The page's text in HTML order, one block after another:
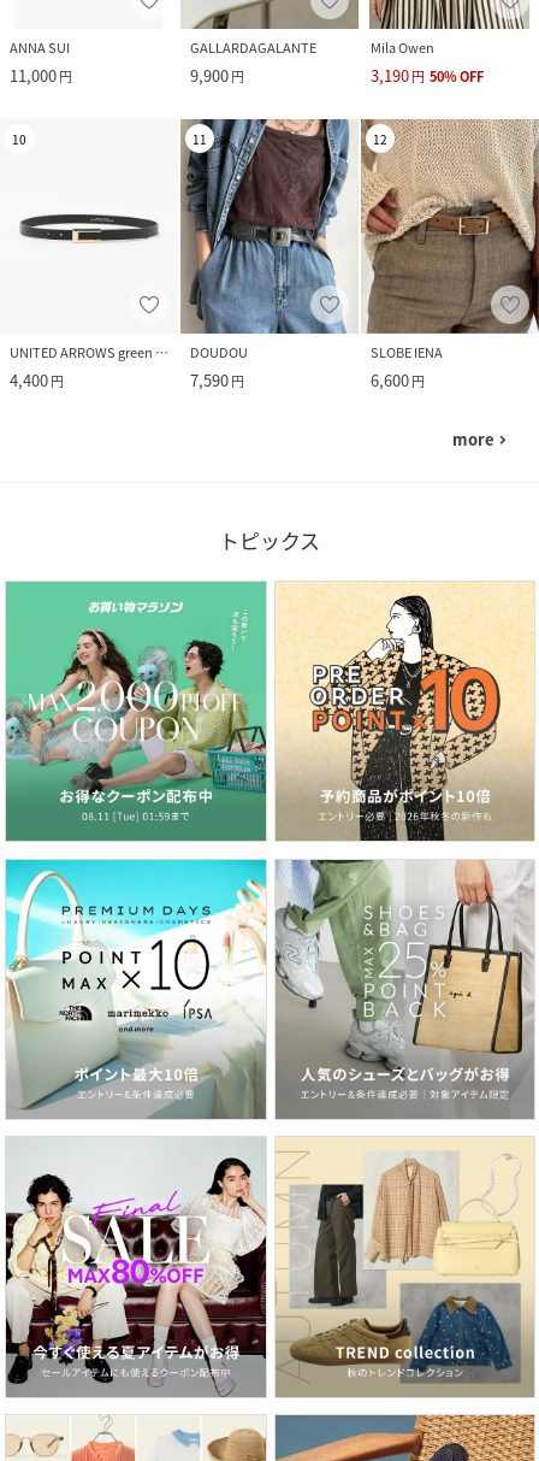
ANNA SUI
11,000円
GALLARDAGALANTE
9,900円
Mila Owen
3,190円 50%OFF
10
UNITED ARROWS green label relaxing
4,400円
11
DOUDOU
7,590円
12
SLOBE IENA
6,600円
more navigate_next
トピックス